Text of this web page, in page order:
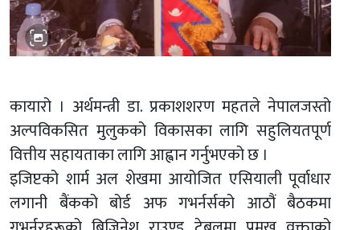
कायारो । अर्थमन्त्री डा. प्रकाशशरण महतले नेपालजस्तो
अल्पविकसित मुलुकको विकासका लागि सहुलियतपूर्ण
वित्तीय सहायताका लागि आह्वान गर्नुभएको छ ।
इजिप्टको शार्म अल शेखमा आयोजित एसियाली पूर्वाधार
लगानी बैंकको बोर्ड अफ गभर्नर्सको आठौं बैठकमा